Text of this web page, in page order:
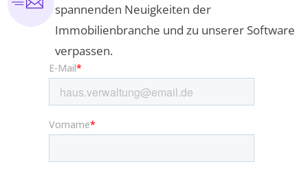
spannenden Neuigkeiten der
Immobilienbranche und zu unserer Software
verpassen.